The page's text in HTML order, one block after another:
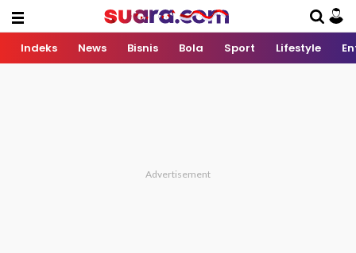
Indeks News Bisnis Bola Sport Lifestyle